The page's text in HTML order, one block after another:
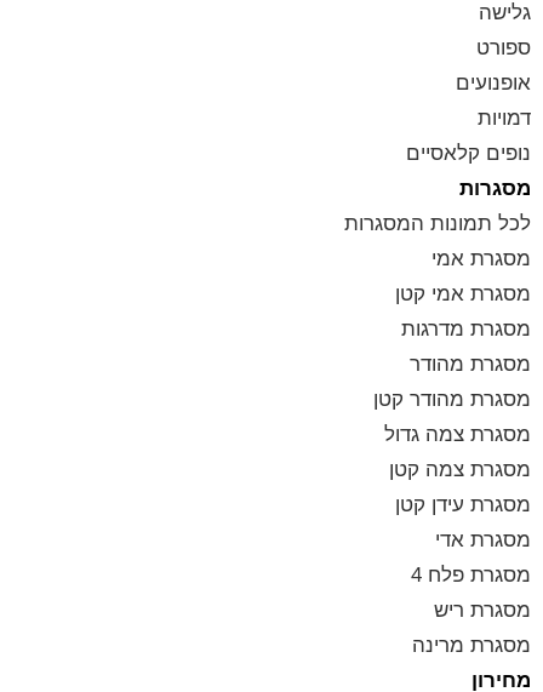
גלישה
ספורט
אופנועים
דמויות
נופים קלאסיים
מסגרות
לכל תמונות המסגרות
מסגרת אמי
מסגרת אמי קטן
מסגרת מדרגות
מסגרת מהודר
מסגרת מהודר קטן
מסגרת צמה גדול
מסגרת צמה קטן
מסגרת עידן קטן
מסגרת אדי
מסגרת פלח 4
מסגרת ריש
מסגרת מרינה
מחירון